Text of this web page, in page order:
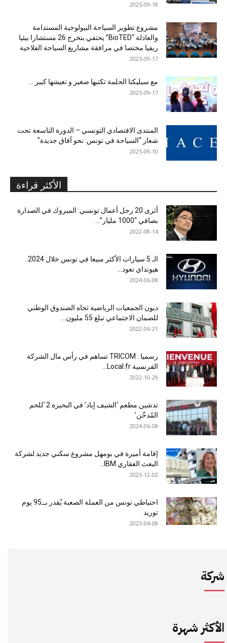
2025-09-18
مشروع تطوير السياحة البيولوجية المستدامة
والعادلة “BioTED” يحتفي بتخرج 26 مستشارا بيئيا
ريفيا مختصا في مرافقة مشاريع السياحة الفلاحية
2025-09-17
مع سيليكتا الحلمة تكتبها صغير و تعيشها كبير …
2025-09-17
المنتدى الاقتصادي التونسي – الدورة التاسعة تحت
شعار “السياحة في تونس: نحو آفاق جديدة”
2025-09-10
الأكثر قراءة
أثرى 20 رجل أعمال تونسي: المبروك في الصدارة
بصافي “1000 مليار”...
2022-08-14
هيونداي تعود...
2024-06-08
ديون الجمعيات الرياضية تجاه الصندوق الوطني
للضمان الاجتماعي تبلغ 55 مليون...
2022-06-21
رسميا : TRICOM تساهم في رأس مال الشركة
الفرنسية Local.fr...
2022-10-29
تدشين مطعم ‘الشيف إياد’ في البحيرة 2 ‘للحم
المُدخّن’
2024-06-08
إقامة أميرة في بومهل مشروع سكني جديد لشركة
البعث العقاري IBM...
2023-12-02
احتياطي تونس من العملة الصعبة يُقدر بــ95 يوم
توريد
2023-04-08
شركة
الأكثر شهرة